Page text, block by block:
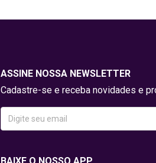
ASSINE NOSSA NEWSLETTER
Cadastre-se e receba novidades e